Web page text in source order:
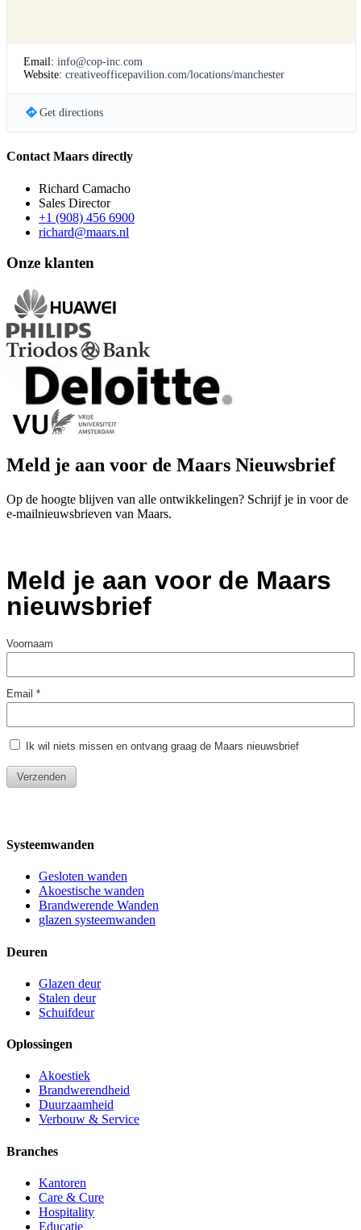
Email: info@cop-inc.com
Website: creativeofficepavilion.com/locations/manchester
Get directions
Contact Maars directly
Richard Camacho
Sales Director
+1 (908) 456 6900
richard@maars.nl
Onze klanten
Meld je aan voor de Maars Nieuwsbrief
Op de hoogte blijven van alle ontwikkelingen? Schrijf je in voor de
e-mailnieuwsbrieven van Maars.
Systeemwanden
Gesloten wanden
Akoestische wanden
Brandwerende Wanden
glazen systeemwanden
Deuren
Glazen deur
Stalen deur
Schuifdeur
Oplossingen
Akoestiek
Brandwerendheid
Duurzaamheid
Verbouw & Service
Branches
Kantoren
Care & Cure
Hospitality
Educatie